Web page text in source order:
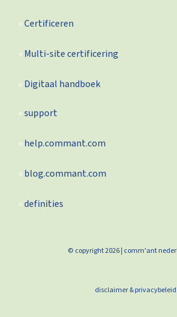
Certificeren
Multi-site certificering
Digitaal handboek
support
help.commant.com
blog.commant.com
definities
© copyright 2026 | comm'ant
disclaimer & privacybeleid